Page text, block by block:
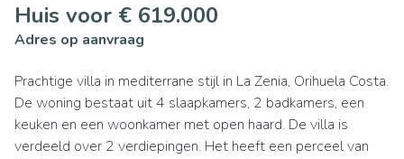
Huis voor € 619.000
Adres op aanvraag
Prachtige villa in mediterrane stijl in La Zenia, Orihuela Costa.
De woning bestaat uit 4 slaapkamers, 2 badkamers, een
keuken en een woonkamer met open haard. De villa is
verdeeld over 2 verdiepingen. Het heeft een perceel van